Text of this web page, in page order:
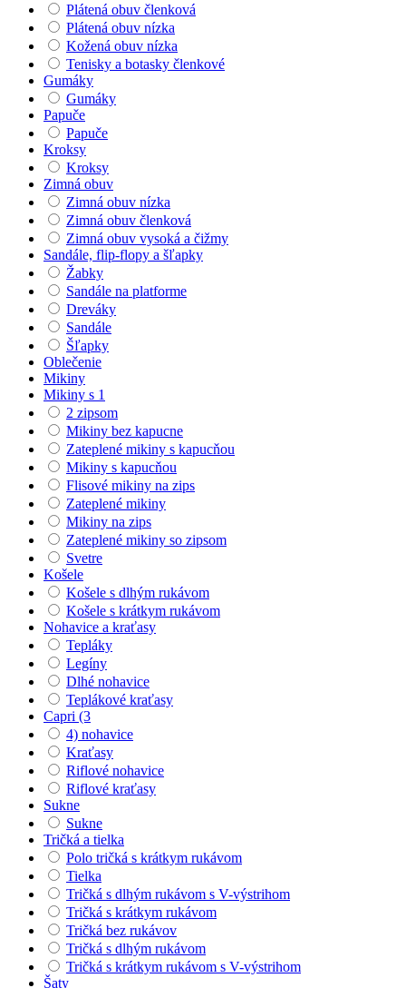
Plátená obuv členková
Plátená obuv nízka
Kožená obuv nízka
Tenisky a botasky členkové
Gumáky
Gumáky
Papuče
Papuče
Kroksy
Kroksy
Zimná obuv
Zimná obuv nízka
Zimná obuv členková
Zimná obuv vysoká a čižmy
Sandále, flip-flopy a šľapky
Žabky
Sandále na platforme
Dreváky
Sandále
Šľapky
Oblečenie
Mikiny
Mikiny s 1
2 zipsom
Mikiny bez kapucne
Zateplené mikiny s kapucňou
Mikiny s kapucňou
Flisové mikiny na zips
Zateplené mikiny
Mikiny na zips
Zateplené mikiny so zipsom
Svetre
Košele
Košele s dlhým rukávom
Košele s krátkym rukávom
Nohavice a kraťasy
Tepláky
Legíny
Dlhé nohavice
Teplákové kraťasy
Capri (3
4) nohavice
Kraťasy
Riflové nohavice
Riflové kraťasy
Sukne
Sukne
Tričká a tielka
Polo tričká s krátkym rukávom
Tielka
Tričká s dlhým rukávom s V-výstrihom
Tričká s krátkym rukávom
Tričká bez rukávov
Tričká s dlhým rukávom
Tričká s krátkym rukávom s V-výstrihom
Šaty